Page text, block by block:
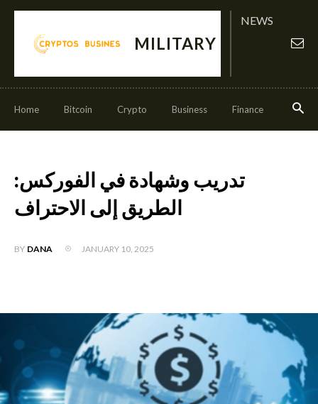
MILITARY
NEWS
Home Bitcoin Crypto Business Finance
تدريب وشهادة في الفوركس:
الطريق إلى الاحتراف
BY DANA JANUARY 10, 2025